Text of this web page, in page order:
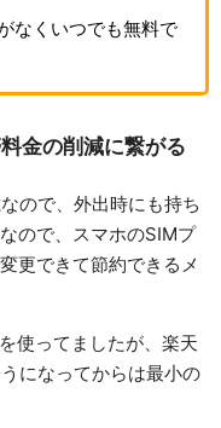
なくいつでも無料で
金の削減に繋がる
ので、外出時にも持ち
ので、スマホのSIMプ
更できて節約できるメ
使ってましたが、楽天
になってからは最小の